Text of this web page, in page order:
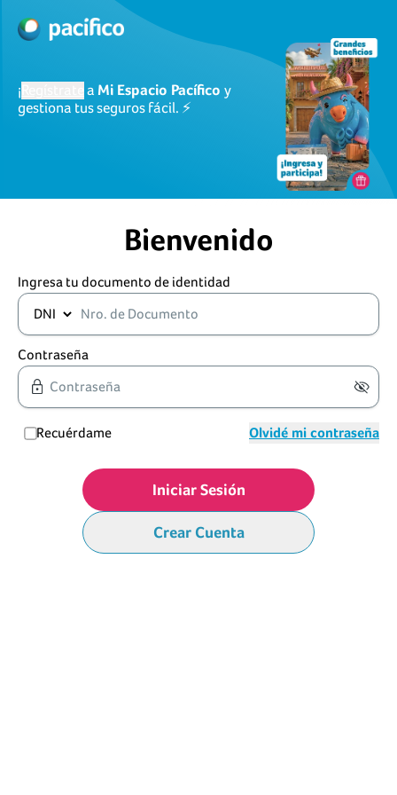
¡ a Mi Espacio Pacífico y
gestiona tus seguros fácil. ⚡
Bienvenido
Ingresa tu documento de identidad
Contraseña
Recuérdame Olvidé mi contraseña
Iniciar Sesión
Crear Cuenta